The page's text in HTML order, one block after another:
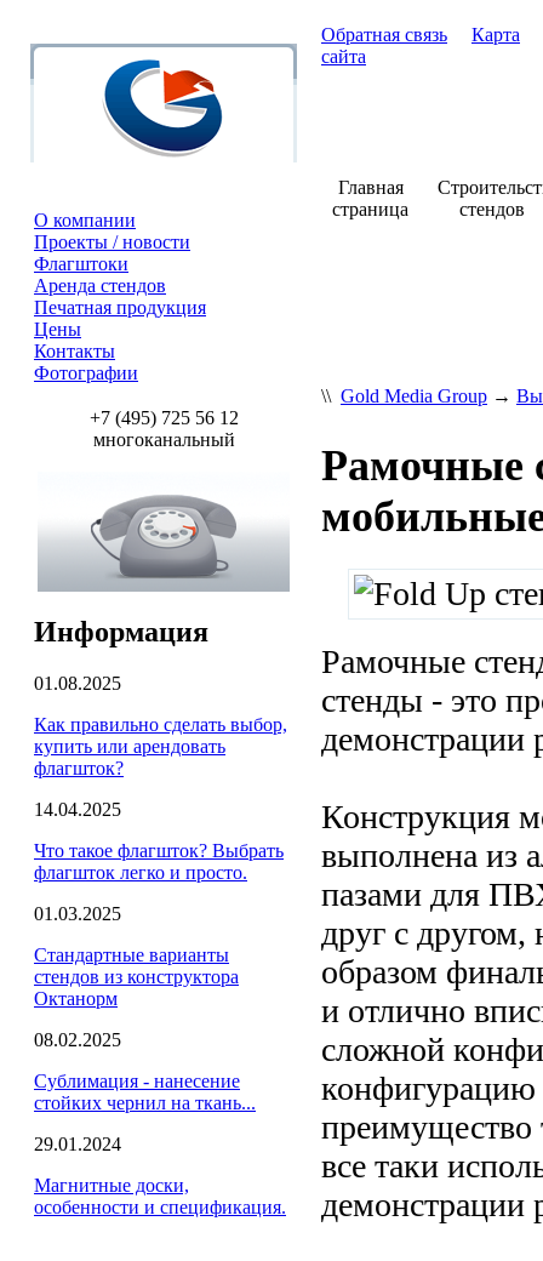
Главная
страница
стендов
О компании
Проекты / новости
Флагштоки
Аренда стендов
Печатная продукция
Цены
Контакты
Фотографии
+7 (495) 725 56 12
многоканальный
Информация
01.08.2025
Как правильно сделать выбор,
купить или арендовать
флагшток?
14.04.2025
Что такое флагшток? Выбрать
флагшток легко и просто.
01.03.2025
Стандартные варианты
стендов из конструктора
Октанорм
08.02.2025
Сублимация - нанесение
стойких чернил на ткань...
29.01.2024
Магнитные доски,
особенности и спецификация.
Обратная связь
Карта
сайта
\\ Gold Media Group →
Рамочные
Рамочные
стенды - это
демонстрации
Конструкция
выполнена из
пазами для
друг с
образом
и отлично
сложной
конфигурацию
преимущество
все таки
демонстрации